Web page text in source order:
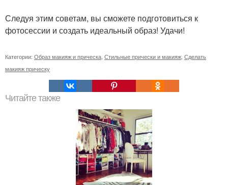
Следуя этим советам, вы сможете подготовиться к
фотосессии и создать идеальный образ! Удачи!
Категории: Образ макияж и прическа Стильные прически и макияж Сделать
макияж прическу
Читайте также